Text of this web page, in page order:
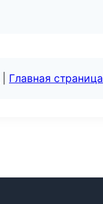
Главная страница